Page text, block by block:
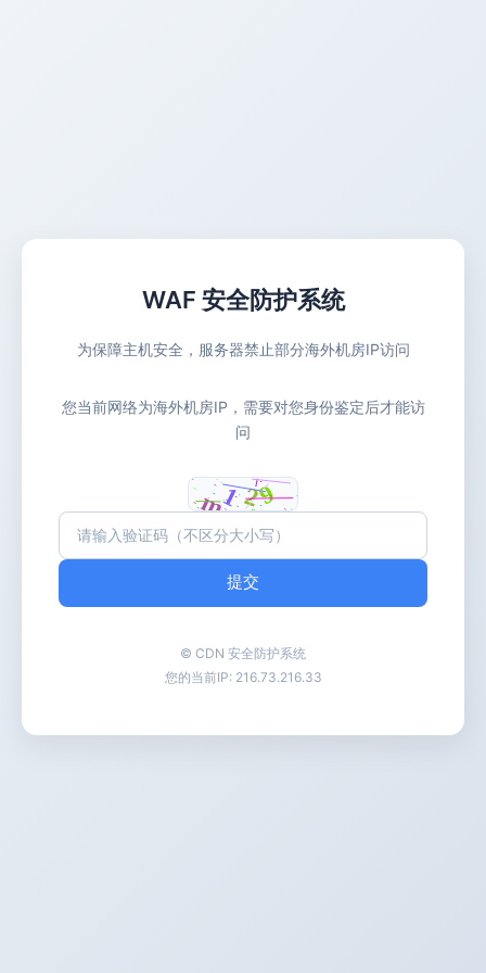
WAF 安全防护系统
为保障主机安全，服务器禁止部分海外机房IP访问
您当前网络为海外机房IP，需要对您身份鉴定后才能访
问
提交
© CDN 安全防护系统
您的当前IP: 216.73.216.33